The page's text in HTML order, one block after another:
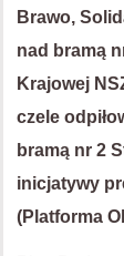
Brawo,
nad bramą
Krajowej
czele
bramą nr 2
inicjatywy
(Platforma